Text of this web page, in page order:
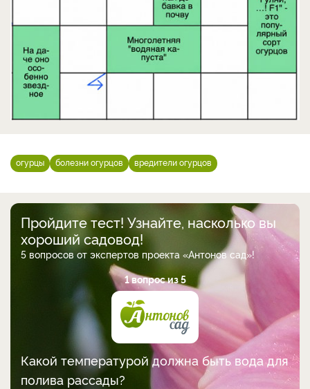
огурцы болезни огурцов вредители огурцов
Пройдите тест! Узнайте, насколько вы
хороший садовод!
5 вопросов от экспертов проекта «Антонов сад»!
1 вопрос из 5
Какой температурой должна быть вода для
полива рассады?